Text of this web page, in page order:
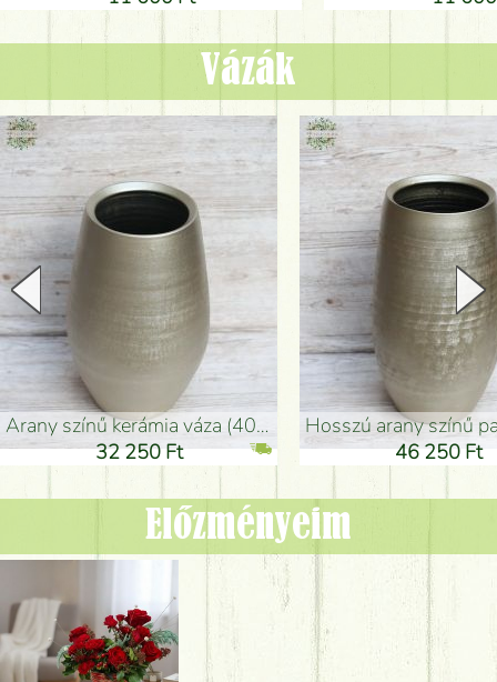
Vázák
arany színű kerámia váza (40x26cm)
32 250 Ft
hosszú arany színű
46 250 Ft
Előzményeim